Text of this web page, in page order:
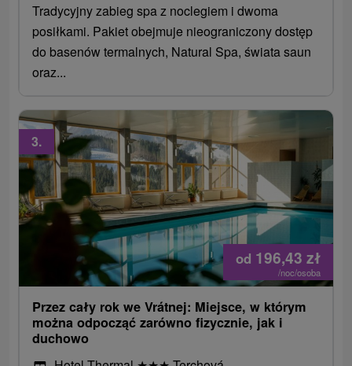
Tradycyjny zabieg spa z noclegiem i dwoma
posiłkami. Pakiet obejmuje nieograniczony dostęp
do basenów termalnych, Natural Spa, świata saun
oraz...
od 196,43 zł
/noc/osoba
3.
Przez cały rok we Vrátnej: Miejsce, w którym
można odpocząć zarówno fizycznie, jak i
duchowo